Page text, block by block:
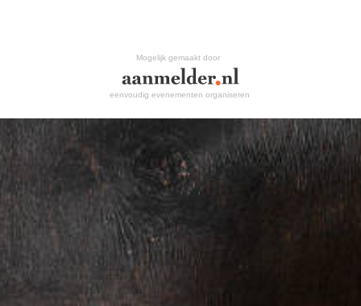
Mogelijk gemaakt door
eenvoudig evenementen organiseren